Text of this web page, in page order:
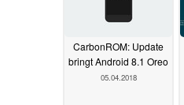
CarbonROM: Update
bringt Android 8.1 Oreo
05.04.2018